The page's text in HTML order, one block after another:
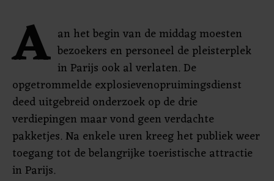
A an het begin van de middag moesten
bezoekers en personeel de pleisterplek
in Parijs ook al verlaten. De
opgetrommelde explosievenopruimingsdienst
deed uitgebreid onderzoek op de drie
verdiepingen maar vond geen verdachte
pakketjes. Na enkele uren kreeg het publiek weer
toegang tot de belangrijke toeristische attractie
in Parijs.